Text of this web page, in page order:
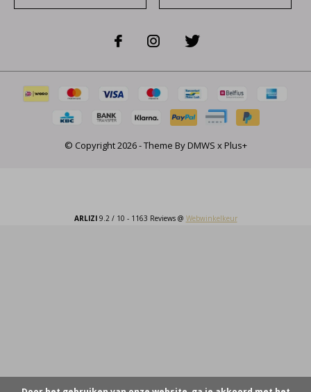
© Copyright2026- Theme ByDMWS xPlus+
ARLIZI9.2/ 10 - 1163 Reviews @ Webwinkelkeur